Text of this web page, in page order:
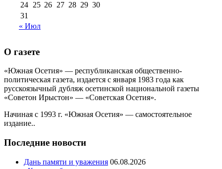
24 25 26 27 28 29 30
31
« Июл
О газете
«Южная Осетия» — республиканская общественно-
политическая газета, издается с января 1983 года как
русскоязычный дубляж осетинской национальной газеты
«Советон Ирыстон» — «Советская Осетия».
Начиная с 1993 г. «Южная Осетия» — самостоятельное
издание..
Последние новости
Дань памяти и уважения 06.08.2026